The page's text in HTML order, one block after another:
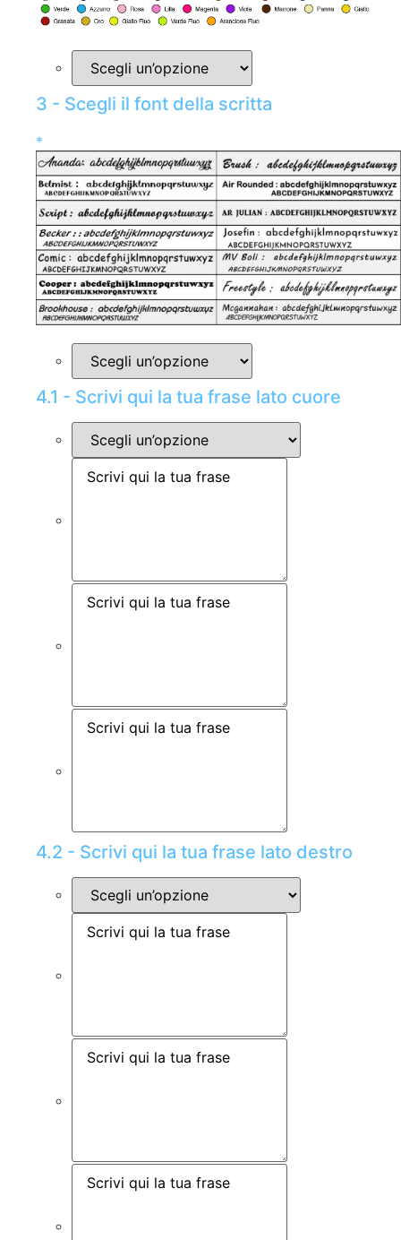
3 - Scegli il font della scritta
*
4.1 - Scrivi qui la tua frase lato cuore
4.2 - Scrivi qui la tua frase lato destro